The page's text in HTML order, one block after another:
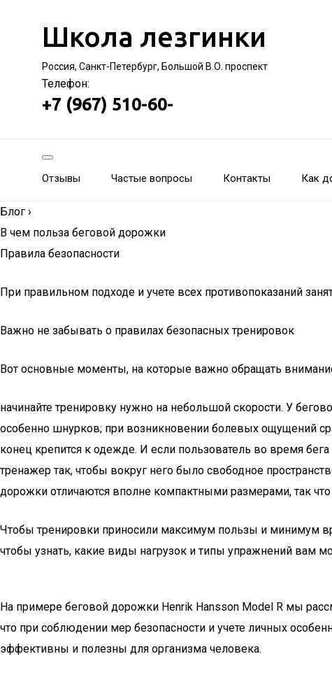
Школа лезгинки
Россия, Санкт-Петербург, Большой В.О. проспект
Телефон:
+7 (967) 510-60-
Отзывы Частые вопросы Контакты Как
Блог ›
В чем польза беговой дорожки
Правила безопасности
При правильном подходе и учете всех противопоказаний
Важно не забывать о правилах безопасных тренировок
Вот основные моменты, на которые важно обращать
начинайте тренировку нужно на небольшой скорости. У
особенно шнурков; при возникновении болевых ощущений
конец крепится к одежде. И если пользователь во время
тренажер так, чтобы вокруг него было свободное
дорожки отличаются вполне компактными размерами, так что
Чтобы тренировки приносили максимум пользы и минимум
чтобы узнать, какие виды нагрузок и типы упражнений вам
На примере беговой дорожки Henrik Hansson Model R мы
что при соблюдении мер безопасности и учете личных
эффективны и полезны для организма человека.